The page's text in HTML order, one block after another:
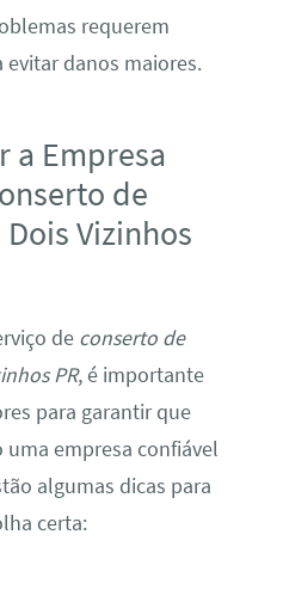
requerem
danos maiores.
a Empresa
de
Vizinhos
de conserto de
PR, é importante
para garantir que
empresa confiável
algumas dicas para
certa: